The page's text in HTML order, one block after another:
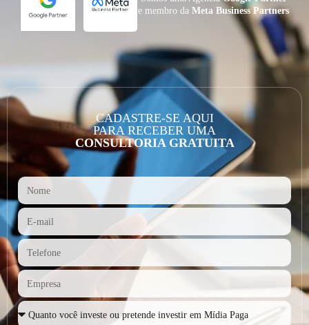
e membro daMeta Business Partners
CADASTRE-SE AQUI
PARA RECEBER UMA
CONSULTORIA GRATUITA